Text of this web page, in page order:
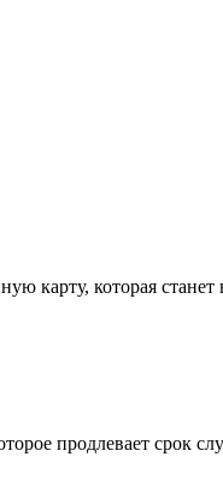
карту, которая станет
продлевает срок